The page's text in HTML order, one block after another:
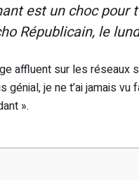
est un choc pour
Républicain, le
affluent sur les réseaux
génial, je ne t’ai jamais
».